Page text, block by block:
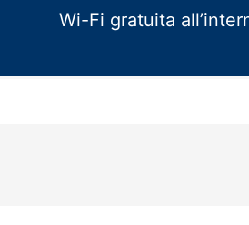
Wi-Fi gratuita